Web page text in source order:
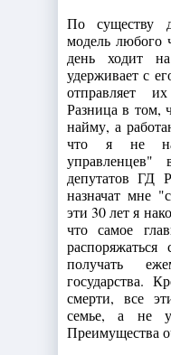
По существу
модель любого
день ходит
удерживает с
отправляет
Разница в том,
найму, а
что я не
депутатов ГД
назначат мне
эти 30 лет я
что самое
получать
государства.
смерти, все
семье, а не
Преимущества